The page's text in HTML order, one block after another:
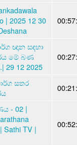
| 2025 12 30
ඥාන සඳහා
මේ බණ
12 2025
සතර
- 02 |
Sathi TV |